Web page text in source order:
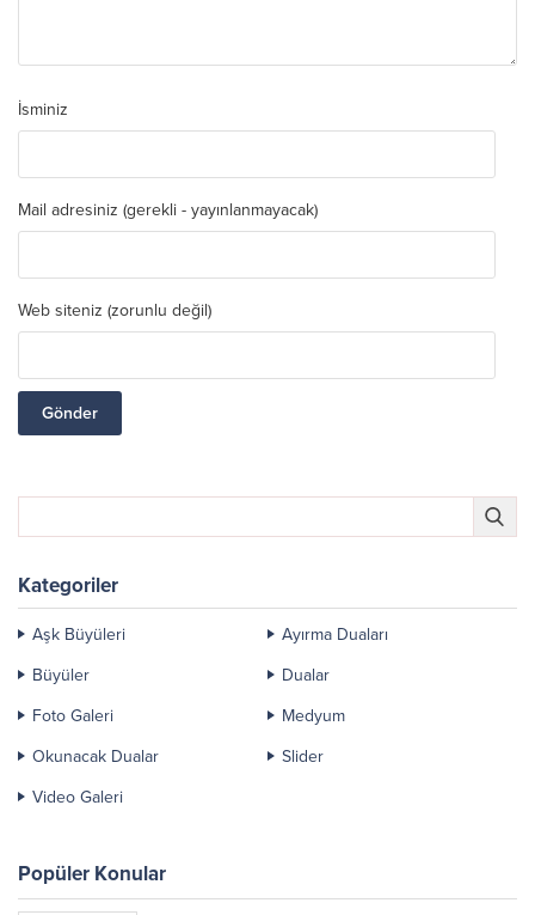
İsminiz
Mail adresiniz (gerekli - yayınlanmayacak)
Web siteniz (zorunlu değil)
Kategoriler
Aşk Büyüleri
Ayırma Duaları
Büyüler
Dualar
Foto Galeri
Medyum
Okunacak Dualar
Slider
Video Galeri
Popüler Konular